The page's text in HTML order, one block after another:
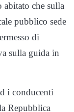
abitato che sulla
pubblico sede
di
sulla guida in
i conducenti
Repubblica